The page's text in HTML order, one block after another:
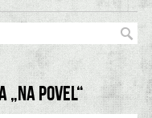
povel“